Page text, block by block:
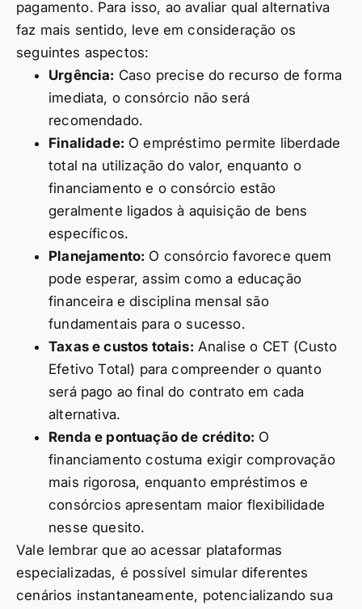
pagamento. Para isso, ao avaliar qual alternativa
faz mais sentido, leve em consideração os
seguintes aspectos:
Urgência: Caso precise do recurso de forma
imediata, o consórcio não será
recomendado.
Finalidade: O empréstimo permite liberdade
total na utilização do valor, enquanto o
financiamento e o consórcio estão
geralmente ligados à aquisição de bens
específicos.
Planejamento: O consórcio favorece quem
pode esperar, assim como a educação
financeira e disciplina mensal são
fundamentais para o sucesso.
Taxas e custos totais: Analise o CET (Custo
Efetivo Total) para compreender o quanto
será pago ao final do contrato em cada
alternativa.
Renda e pontuação de crédito: O
financiamento costuma exigir comprovação
mais rigorosa, enquanto empréstimos e
consórcios apresentam maior flexibilidade
nesse quesito.
Vale lembrar que ao acessar plataformas
especializadas, é possível simular diferentes
cenários instantaneamente, potencializando sua